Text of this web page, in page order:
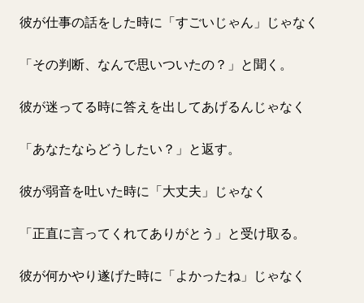
彼が仕事の話をした時に「すごいじゃん」じゃなく
「その判断、なんで思いついたの？」と聞く。
彼が迷ってる時に答えを出してあげるんじゃなく
「あなたならどうしたい？」と返す。
彼が弱音を吐いた時に「大丈夫」じゃなく
「正直に言ってくれてありがとう」と受け取る。
彼が何かやり遂げた時に「よかったね」じゃなく